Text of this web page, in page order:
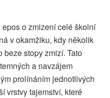
o zmizení celé školní
v okamžiku, kdy několik
beze stopy zmizí. Tato
a navzájem
prolínáním jednotlivých
vrstvy tajemství, které